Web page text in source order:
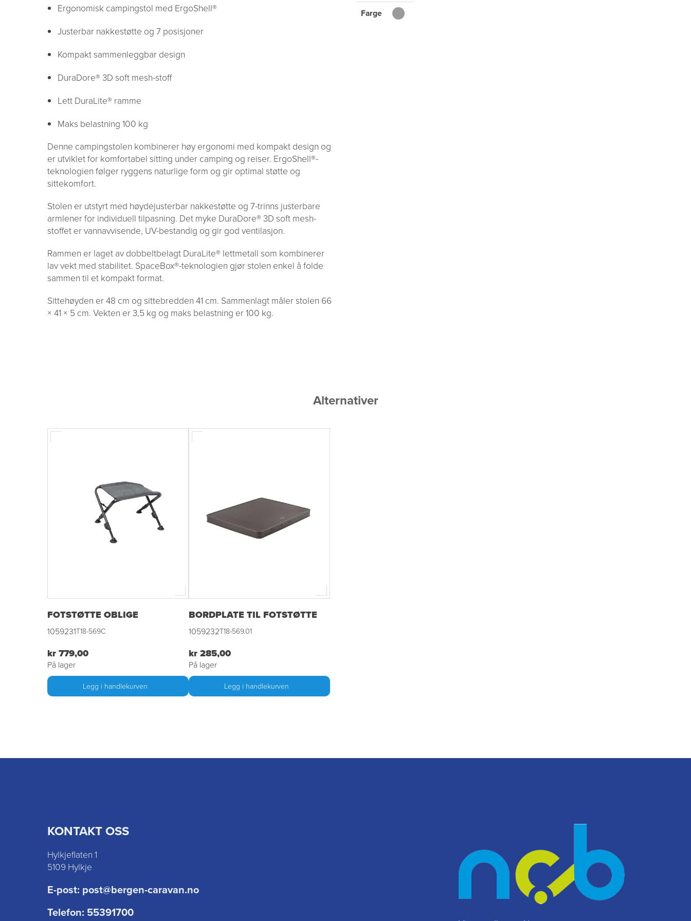
Ergonomisk campingstol med ErgoShell®
Justerbar nakkestøtte og 7 posisjoner
Kompakt sammenleggbar design
DuraDore® 3D soft mesh-stoff
Lett DuraLite® ramme
Maks belastning 100 kg
Denne campingstolen kombinerer høy ergonomi med kompakt design og
er utviklet for komfortabel sitting under camping og reiser. ErgoShell®-
teknologien følger ryggens naturlige form og gir optimal støtte og
sittekomfort.
Stolen er utstyrt med høydejusterbar nakkestøtte og 7-trinns justerbare
armlener for individuell tilpasning. Det myke DuraDore® 3D soft mesh-
stoffet er vannavvisende, UV-bestandig og gir god ventilasjon.
Rammen er laget av dobbeltbelagt DuraLite® lettmetall som kombinerer
lav vekt med stabilitet. SpaceBox®-teknologien gjør stolen enkel å folde
sammen til et kompakt format.
Sittehøyden er 48 cm og sittebredden 41 cm. Sammenlagt måler stolen 66
× 41 × 5 cm. Vekten er 3,5 kg og maks belastning er 100 kg.
Farge
Alternativer
FOTSTØTTE OBLIGE
1059231T18-569C
kr 779,00
På lager
Legg i handlekurven
BORDPLATE TIL FOTSTØTTE
1059232T18-569.01
kr 285,00
På lager
Legg i handlekurven
KONTAKT OSS
Hylkjeflaten 1
5109 Hylkje
E-post: post@bergen-caravan.no
Telefon: 55391700